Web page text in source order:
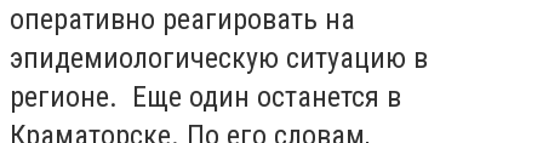
оперативно реагировать на
эпидемиологическую ситуацию в
регионе. Еще один останется в
Краматорске. По его словам,